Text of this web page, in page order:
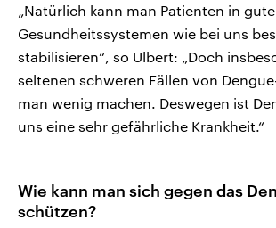
„Natürlich kann man Patienten in
Gesundheitssystemen wie bei uns
stabilisieren“, so Ulbert: „Doch
seltenen schweren Fällen von
man wenig machen. Deswegen ist
uns eine sehr gefährliche Krankheit.“
Wie kann man sich gegen das
schützen?